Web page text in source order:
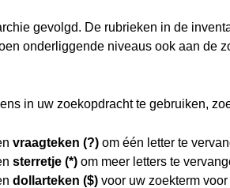
gevolgd. De rubrieken in de
onderliggende niveaus ook aan de
in uw zoekopdracht te gebruiken,
vraagteken (?) om één letter te
sterretje (*) om meer letters te
dollarteken ($) voor uw zoekterm